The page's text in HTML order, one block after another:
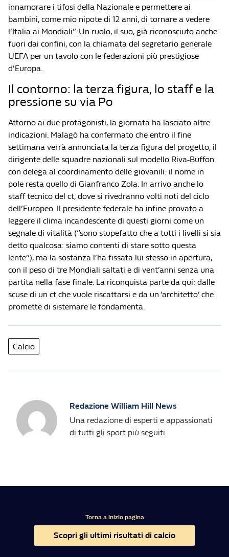
innamorare i tifosi della Nazionale e permettere ai
bambini, come mio nipote di 12 anni, di tornare a vedere
l’Italia ai Mondiali”. Un ruolo, il suo, già riconosciuto anche
fuori dai confini, con la chiamata del segretario generale
UEFA per un tavolo con le federazioni più prestigiose
d’Europa.
Il contorno: la terza figura, lo staff e la
pressione su via Po
Attorno ai due protagonisti, la giornata ha lasciato altre
indicazioni. Malagò ha confermato che entro il fine
settimana verrà annunciata la terza figura del progetto, il
dirigente delle squadre nazionali sul modello Riva-Buffon
con delega al coordinamento delle giovanili: il nome in
pole resta quello di Gianfranco Zola. In arrivo anche lo
staff tecnico del ct, dove si rivedranno volti noti del ciclo
dell’Europeo. Il presidente federale ha infine provato a
leggere il clima incandescente di questi giorni come un
segnale di vitalità (“sono stupefatto che a tutti i livelli si sia
detto qualcosa: siamo contenti di stare sotto questa
lente”), ma la sostanza l’ha fissata lui stesso in apertura,
con il peso di tre Mondiali saltati e di vent’anni senza una
partita nella fase finale. La riconquista parte da qui: dalle
scuse di un ct che vuole riscattarsi e da un ‘architetto’ che
promette di sistemare le fondamenta.
Calcio
Redazione William Hill News
Una redazione di esperti e appassionati
di tutti gli sport più seguiti.
Torna a inizio pagina
Scopri gli ultimi risultati di calcio